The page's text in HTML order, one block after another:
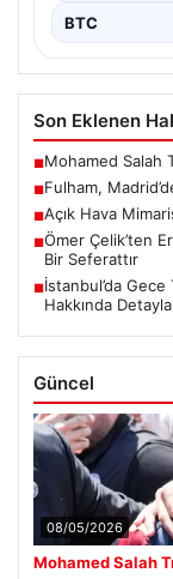
BTC
Son Eklenen
■Mohamed Salah
■Fulham,
■Açık Hava
■Ömer Çelik’ten
Bir Seferattır
■İstanbul’da
Hakkında
Güncel
08/05/2026
Mohamed Salah